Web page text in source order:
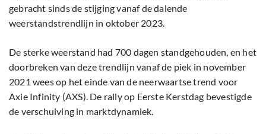
gebracht sinds de stijging vanaf de dalende
weerstandstrendlijn in oktober 2023.
De sterke weerstand had 700 dagen standgehouden, en het
doorbreken van deze trendlijn vanaf de piek in november
2021 wees op het einde van de neerwaartse trend voor
Axie Infinity (AXS). De rally op Eerste Kerstdag bevestigde
de verschuiving in marktdynamiek.